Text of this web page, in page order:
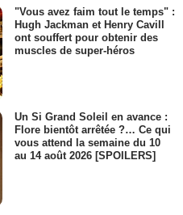
"Vous avez faim tout le temps" :
Hugh Jackman et Henry Cavill
ont souffert pour obtenir des
muscles de super-héros
Un Si Grand Soleil en avance :
Flore bientôt arrêtée ?… Ce qui
vous attend la semaine du 10
au 14 août 2026 [SPOILERS]